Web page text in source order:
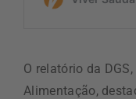
O relatório da
Alimentação,